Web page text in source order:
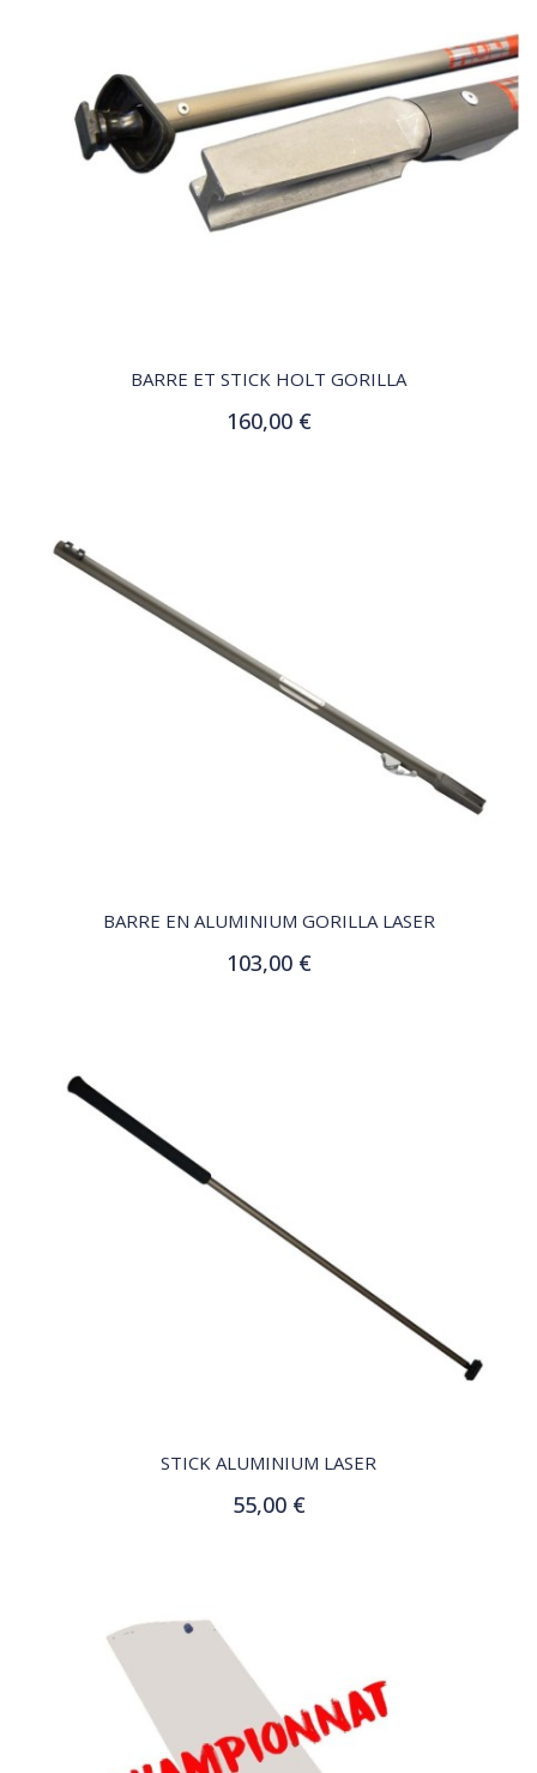
BARRE ET STICK HOLT GORILLA
160,00 €
Ajouter au panier
BARRE EN ALUMINIUM GORILLA LASER
103,00 €
Ajouter au panier
STICK ALUMINIUM LASER
55,00 €
Ajouter au panier